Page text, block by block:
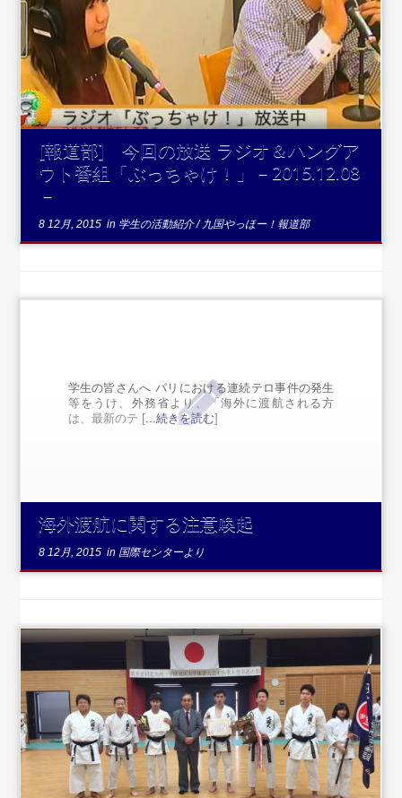
...続きを読む
[報道部] 今回の放送 ラジオ＆ハングア
ウト番組「ぶっちゃけ！」－2015.12.08
－
8 12月, 2015 in 学生の活動紹介/九国やっほー！報道部
学生の皆さんへ パリにおける連続テロ事件の発生
等をうけ、外務省より、「海外に渡航される方
は、最新のテ [...続きを読む]
海外渡航に関する注意喚起
8 12月, 2015 in 国際センターより
...続きを読む